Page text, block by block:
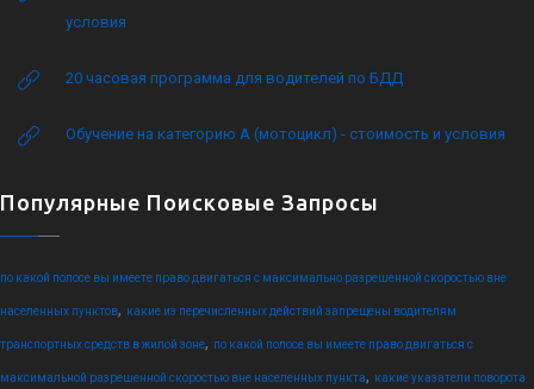
условия
20 часовая программа для водителей по БДД
Обучение на категорию А (мотоцикл) - стоимость и условия
Популярные Поисковые Запросы
по какой полосе вы имеете право двигаться с максимально разрешенной скоростью вне
населенных пунктов, какие из перечисленных действий запрещены водителям
транспортных средств в жилой зоне, по какой полосе вы имеете право двигаться с
максимальной разрешенной скоростью вне населенных пункта, какие указатели поворота